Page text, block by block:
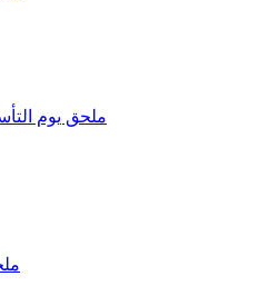
ملحق يوم